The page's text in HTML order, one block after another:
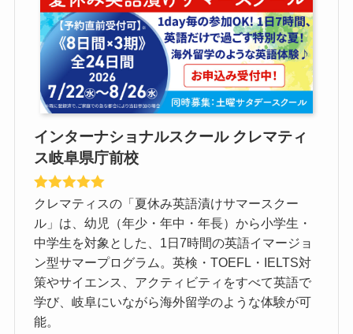
インターナショナルスクール クレマティ
ス岐阜県庁前校
クレマティスの「夏休み英語漬けサマースクー
ル」は、幼児（年少・年中・年長）から小学生・
中学生を対象とした、1日7時間の英語イマージョ
ン型サマープログラム。英検・TOEFL・IELTS対
策やサイエンス、アクティビティをすべて英語で
学び、岐阜にいながら海外留学のような体験が可
能。